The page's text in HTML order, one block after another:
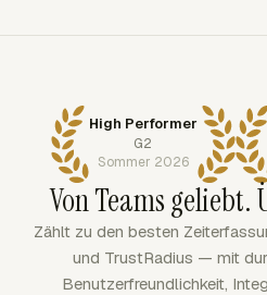
High Performer
G2
Sommer 2026
Von Teams geliebt.
Zählt zu den besten
und TrustRadius — mit
Benutzerfreundlichkeit,